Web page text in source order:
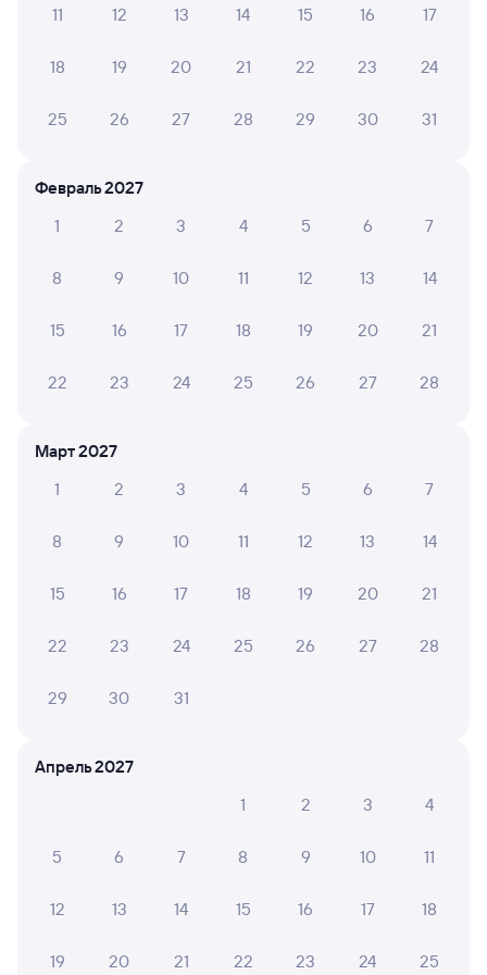
ЖД билеты в Красный Кут
Мы используем cookies для более удобной работы
11 12 13 14 15 16 17
18 19 20 21 22 23 24
25 26 27 28 29 30 31
Февраль 2027
1
2 3 4 5 6 7
8 9 10 11 12 13 14
15 16 17 18 19 20 21
22 23 24 25 26 27 28
Март 2027
1
2 3 4 5 6 7
8 9 10 11 12 13 14
15 16 17 18 19 20 21
22 23 24 25 26 27 28
29 30 31
Апрель 2027
1
2 3 4
5 6 7 8 9 10 11
12 13 14 15 16 17 18
19 20 21 22 23 24 25